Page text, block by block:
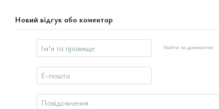
Новий відгук або коментар
Увійти за допомогою